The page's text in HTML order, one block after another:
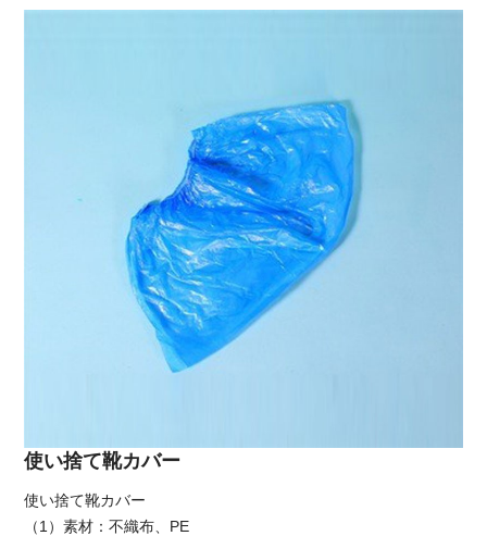
使い捨て靴カバー
使い捨て靴カバー
（1）素材：不織布、PE